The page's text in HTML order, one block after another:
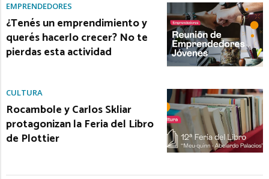
EMPRENDEDORES
¿Tenés un emprendimiento y
querés hacerlo crecer? No te
pierdas esta actividad
CULTURA
Rocambole y Carlos Skliar
protagonizan la Feria del Libro
de Plottier